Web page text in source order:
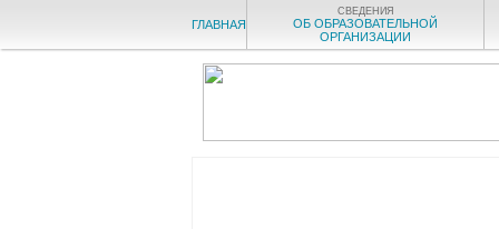
ГЛАВНАЯ
СВЕДЕНИЯ
ОБ ОБРАЗОВАТЕЛЬНОЙ
ОРГАНИЗАЦИИ